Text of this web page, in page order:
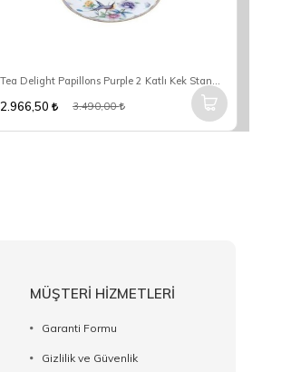
Tea Delight Papillons Purple 2 Katlı Kek Standı 5DDC-CSD20PP2
2.966,50 3.490,00
MÜŞTERİ HİZMETLERİ
Garanti Formu
Gizlilik ve Güvenlik